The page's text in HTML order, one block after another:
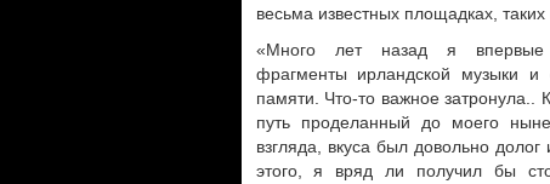
весьма известных площадках,
«Много лет назад я впервые
фрагменты ирландской музыки
памяти. Что-то важное затронула..
путь проделанный до моего
взгляда, вкуса был довольно долог
этого, я вряд ли получил бы